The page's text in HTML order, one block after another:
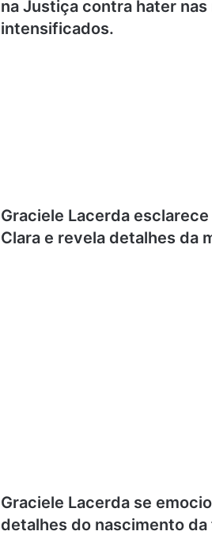
na Justiça contra hater
intensificados.
Graciele Lacerda
Clara e revela detalhes da
Graciele Lacerda se
detalhes do nascimento